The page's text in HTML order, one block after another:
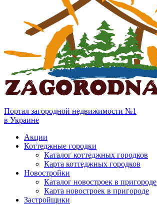
Портал загородной недвижимости №1
в Украине
Акции
Коттеджные городки
Каталог коттеджных городков
Карта коттеджных городков
Новостройки
Каталог новостроек в пригороде
Карта новостроек в пригороде
Застройщики